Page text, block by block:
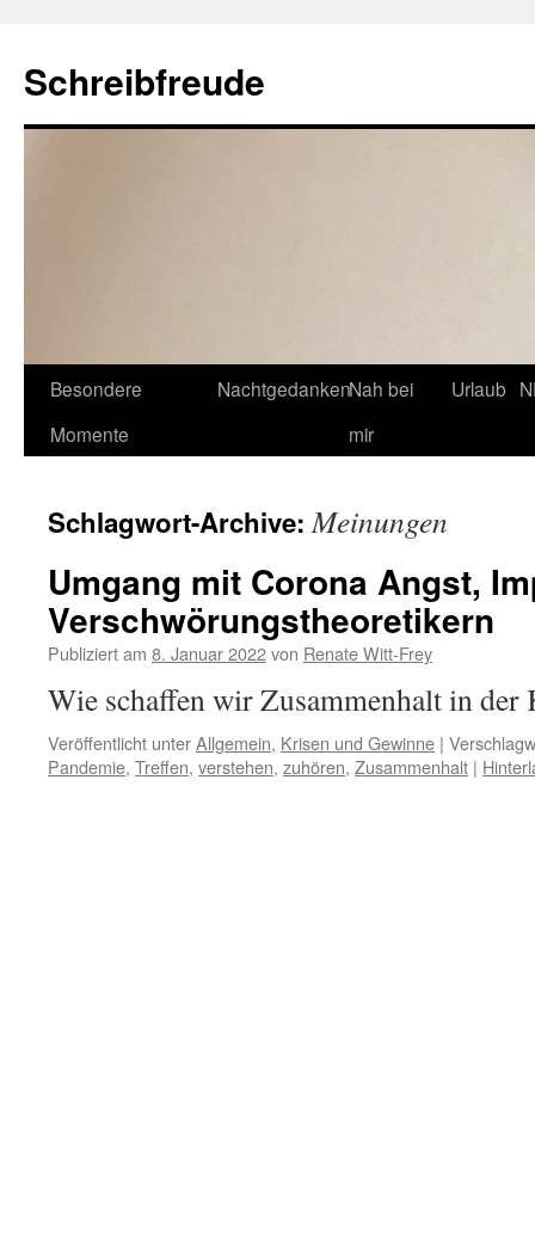
Schreibfreude
Besondere
Momente
NachtgedankenNah bei
mir
Urlaub
Schlagwort-Archive:Meinungen
Umgang mit Corona Angst,
Verschwörungstheoretikern
Publiziert am 8. Januar 2022von Renate Witt-Frey
Wie schaffen wir Zusammenhalt in
Veröffentlicht unterAllgemein, Krisen und Gewinne |
Pandemie, Treffen, verstehen, zuhören, Zusammenhalt |